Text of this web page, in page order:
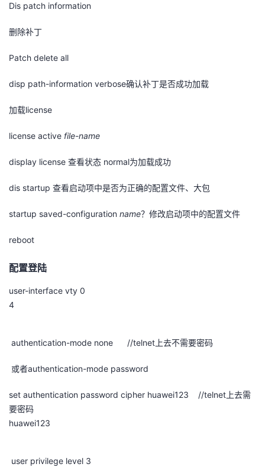
Dis patch information
删除补丁
Patch delete all
disp path-information verbose确认补丁是否成功加载
加载license
license active file-name
display license 查看状态 normal为加载成功
dis startup 查看启动项中是否为正确的配置文件、大包
startup saved-configuration name？修改启动项中的配置文件
reboot
配置登陆
user-interface vty 0
4
authentication-mode none //telnet 上去不需要密码
或者authentication-mode password
set authentication password cipher huawei123 //telnet 上去需
要密码
huawei123
user privilege level 3